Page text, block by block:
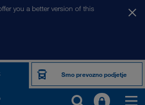
you a better version of this
Smo prevozno podjetje